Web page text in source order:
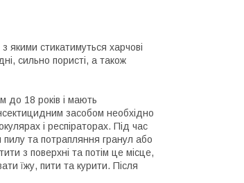
якими стикатимуться харчові
сильно пористі, а також
до 18 років і мають
засобом необхідно
і респіраторах. Під час
та потрапляння гранул або
з поверхні та потім це місце,
їжу, пити та курити. Після